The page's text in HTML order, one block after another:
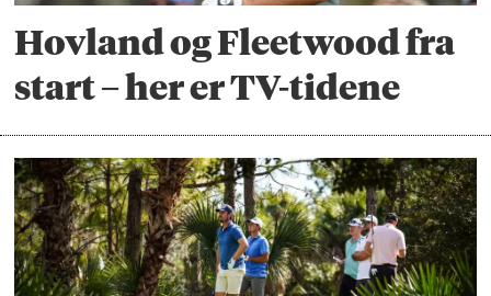
Hovland og Fleetwood fra
start – her er TV-tidene